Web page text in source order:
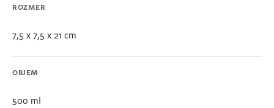
ROZMER
7,5 x 7,5 x 21 cm
OBJEM
500 ml